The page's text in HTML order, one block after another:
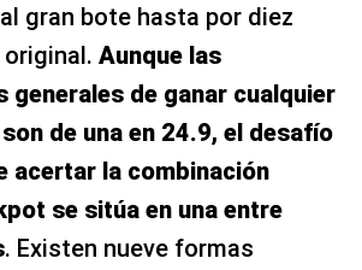
gran bote hasta por diez
Aunque las
generales de ganar cualquier
de una en 24.9, el desafío
acertar la combinación
se sitúa en una entre
. Existen nueve formas